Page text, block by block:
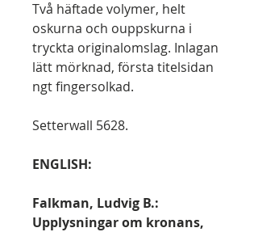
Två häftade volymer, helt
oskurna och ouppskurna i
tryckta originalomslag. Inlagan
lätt mörknad, första titelsidan
ngt fingersolkad.
Setterwall 5628.
ENGLISH:
Falkman, Ludvig B.:
Upplysningar om kronans,